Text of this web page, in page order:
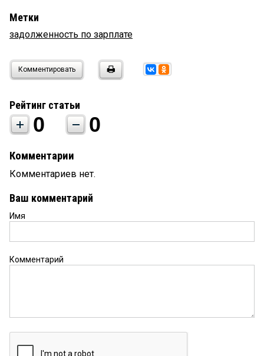
Метки
задолженность по зарплате
Комментировать
Рейтинг статьи
0 0
Комментарии
Комментариев нет.
Ваш комментарий
Имя
Комментарий